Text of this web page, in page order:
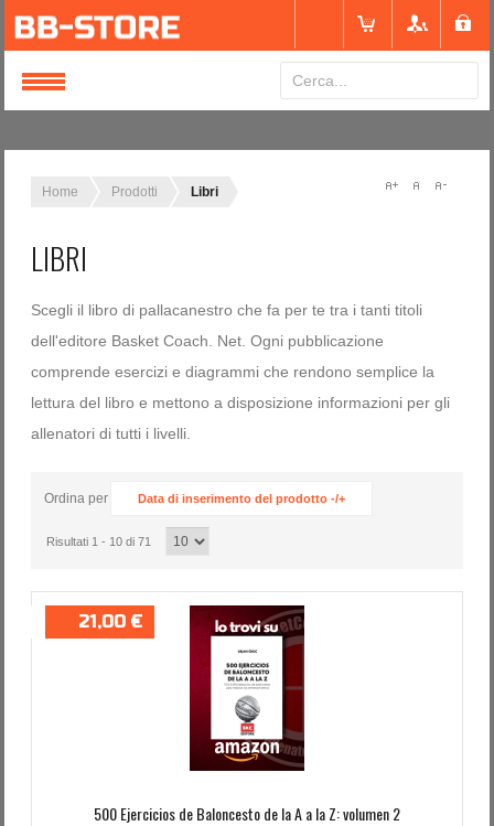
Home Prodotti Libri
LIBRI
Scegli il libro di pallacanestro che fa per te tra i tanti titoli
dell'editore Basket Coach. Net. Ogni pubblicazione
comprende esercizi e diagrammi che rendono semplice la
lettura del libro e mettono a disposizione informazioni per gli
allenatori di tutti i livelli.
Ordina per Data di inserimento del prodotto -/+
Risultati 1 - 10 di 71
21,00 €
500 Ejercicios de Baloncesto de la A a la Z: volumen 2
Login
Ricordami
Nome utente dimenticato?